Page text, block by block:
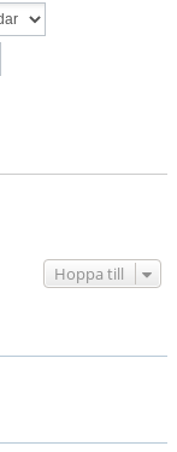
Hoppa till